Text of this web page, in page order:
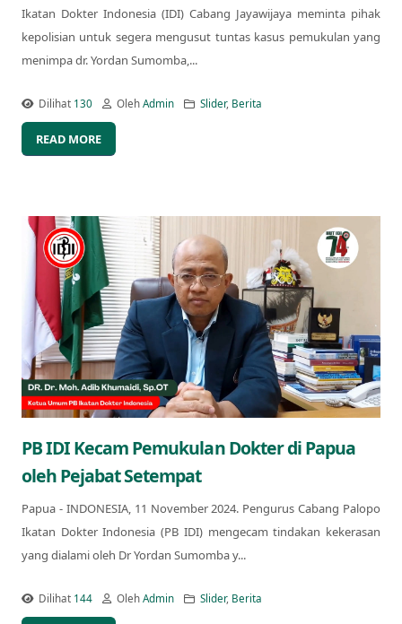
Ikatan Dokter Indonesia (IDI) Cabang Jayawijaya meminta pihak
kepolisian untuk segera mengusut tuntas kasus pemukulan yang
menimpa dr. Yordan Sumomba,...
Dilihat 130 OlehAdmin Slider, Berita
READ MORE
PB IDI Kecam Pemukulan Dokter di Papua
oleh Pejabat Setempat
Papua - INDONESIA, 11 November 2024. Pengurus Cabang Palopo
Ikatan Dokter Indonesia (PB IDI) mengecam tindakan kekerasan
yang dialami oleh Dr Yordan Sumomba y...
Dilihat 144 OlehAdmin Slider, Berita